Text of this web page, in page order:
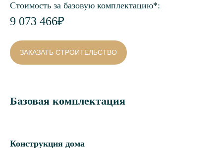
Стоимость за базовую комплектацию*:
9 073 466₽
ЗАКАЗАТЬ СТРОИТЕЛЬСТВО
Базовая комплектация
Конструкция дома